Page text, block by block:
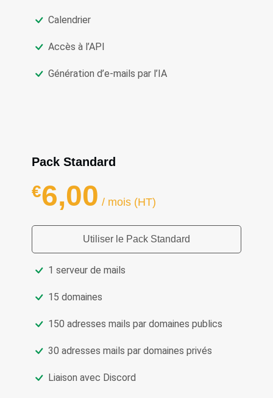
Calendrier
Accès à l’API
Génération d’e‑mails par l’IA
Pack Standard
€6,00 / mois (HT)
Utiliser le Pack Standard
1 serveur de mails
15 domaines
150 adresses mails par domaines publics
30 adresses mails par domaines privés
Liaison avec Discord